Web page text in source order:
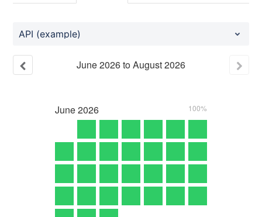
API (example)
June2026toAugust2026
June2026 100%